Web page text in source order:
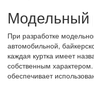
Модельный
При разработке
автомобильной,
каждая куртка имеет
собственным
обеспечивает